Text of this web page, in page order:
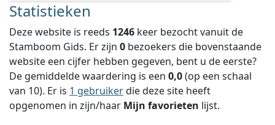
Statistieken
Deze website is reeds 1246 keer bezocht vanuit de
Stamboom Gids. Er zijn 0 bezoekers die bovenstaande
website een cijfer hebben gegeven, bent u de eerste?
De gemiddelde waardering is een 0,0(op een schaal
van 10). Er is 1 gebruikerdie deze site heeft
opgenomen in zijn/haar Mijn favorieten lijst.